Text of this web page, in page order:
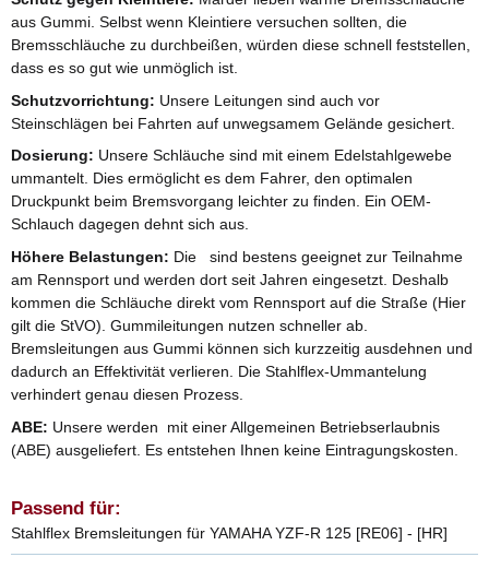
aus Gummi. Selbst wenn Kleintiere versuchen sollten, die
Bremsschläuche zu durchbeißen, würden diese schnell feststellen,
dass es so gut wie unmöglich ist.
Schutzvorrichtung: Unsere Leitungen sind auch vor
Steinschlägen bei Fahrten auf unwegsamem Gelände gesichert.
Dosierung: Unsere Schläuche sind mit einem Edelstahlgewebe
ummantelt. Dies ermöglicht es dem Fahrer, den optimalen
Druckpunkt beim Bremsvorgang leichter zu finden. Ein OEM-
Schlauch dagegen dehnt sich aus.
Höhere Belastungen: Die sind bestens geeignet zur Teilnahme
am Rennsport und werden dort seit Jahren eingesetzt. Deshalb
kommen die Schläuche direkt vom Rennsport auf die Straße (Hier
gilt die StVO). Gummileitungen nutzen schneller ab.
Bremsleitungen aus Gummi können sich kurzzeitig ausdehnen und
dadurch an Effektivität verlieren. Die Stahlflex-Ummantelung
verhindert genau diesen Prozess.
ABE: Unsere werden mit einer Allgemeinen Betriebserlaubnis
(ABE) ausgeliefert. Es entstehen Ihnen keine Eintragungskosten.
Passend für:
Stahlflex Bremsleitungen für YAMAHA YZF-R 125 [RE06] - [HR]